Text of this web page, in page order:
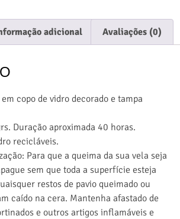
adicional Avaliações (0)
copo de vidro decorado e tampa
Duração aproximada 40 horas.
recicláveis.
Para que a queima da sua vela seja
sem que toda a superfície esteja
restos de pavio queimado ou
caído na cera. Mantenha afastado de
e outros artigos inflamáveis e